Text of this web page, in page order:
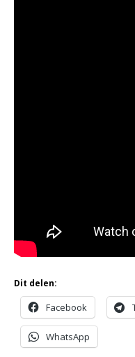
Dit delen:
Facebook
WhatsApp